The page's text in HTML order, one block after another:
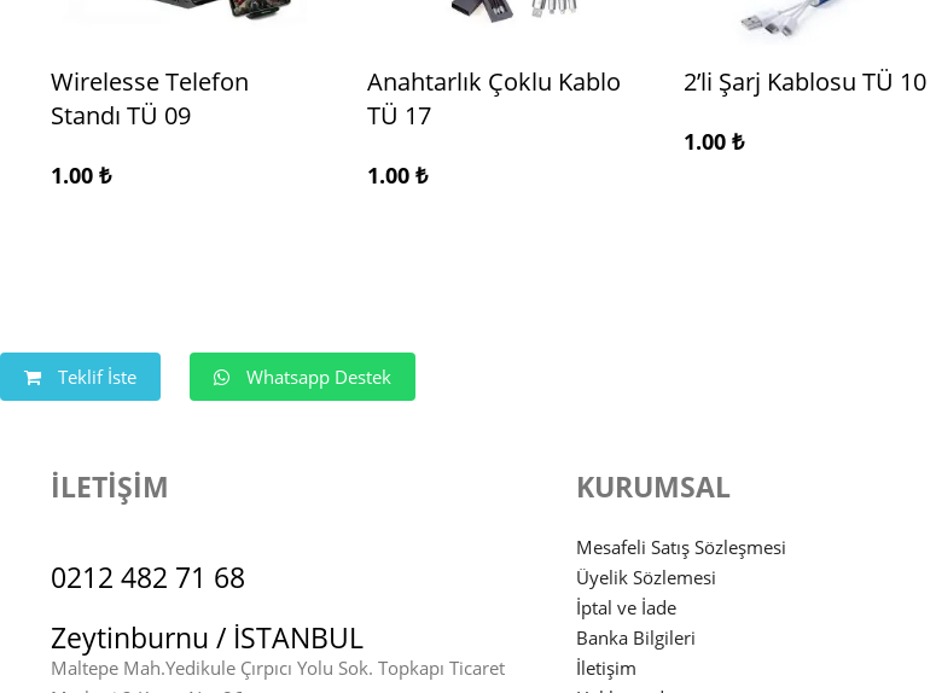
Wirelesse Telefon
Standı TÜ 09
1.00 ₺
Anahtarlık Çoklu Kablo
TÜ 17
1.00 ₺
2’li Şarj Kablosu TÜ 10
1.00 ₺
Teklif İste Whatsapp Destek
İLETİŞİM
0212 482 71 68
Zeytinburnu / İSTANBUL
Maltepe Mah.Yedikule Çırpıcı Yolu Sok. Topkapı Ticaret
KURUMSAL
Mesafeli Satış Sözleşmesi
Üyelik Sözlemesi
İptal ve İade
Banka Bilgileri
İletişim